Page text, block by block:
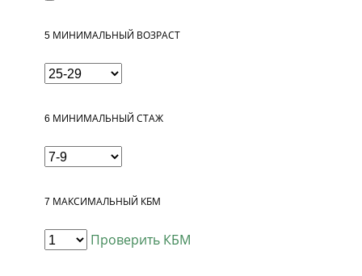
5 МИНИМАЛЬНЫЙ ВОЗРАСТ
6 МИНИМАЛЬНЫЙ СТАЖ
7 МАКСИМАЛЬНЫЙ КБМ
Проверить КБМ